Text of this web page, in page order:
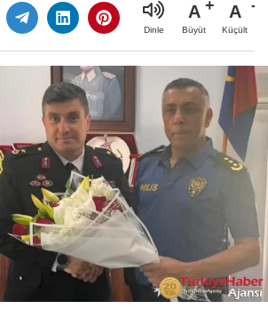
Dinle
A
Büyüt
A
Küçült